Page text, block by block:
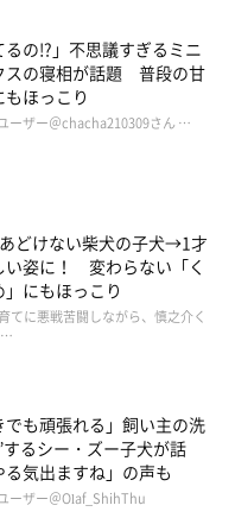
るの!?」不思議すぎるミニ
スの寝相が話題 普段の甘
ほっこり
ーザー＠chacha210309さん …
どけない柴犬の子犬→1才
い姿に！ 変わらない「く
」にもほっこり
てに悪戦苦闘しながら、慎之介く
…
でも頑張れる」飼い主の洗
するシー・ズー子犬が話
気出ますね」の声も
ーザー＠Olaf_ShihThu